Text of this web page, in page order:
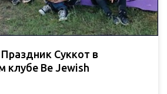
Суккот в
клубе Be Jewish